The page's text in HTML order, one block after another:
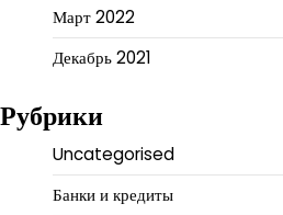
Март 2022
Декабрь 2021
Рубрики
Uncategorised
Банки и кредиты